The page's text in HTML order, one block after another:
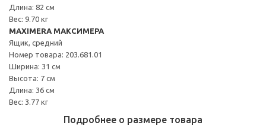
Длина: 82 см
Вес: 9.70 кг
MAXIMERA МАКСИМЕРА
Ящик, средний
Номер товара: 203.681.01
Ширина: 31 см
Высота: 7 см
Длина: 36 см
Вес: 3.77 кг
Подробнее о размере товара